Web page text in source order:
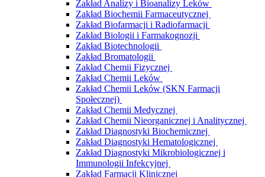
Zakład Analizy i Bioanalizy Leków
Zakład Biochemii Farmaceutycznej
Zakład Biofarmacji i Radiofarmacji
Zakład Biologii i Farmakognozji
Zakład Biotechnologii
Zakład Bromatologii
Zakład Chemii Fizycznej
Zakład Chemii Leków
Zakład Chemii Leków (SKN Farmacji
Społecznej)
Zakład Chemii Medycznej
Zakład Chemii Nieorganicznej i Analitycznej
Zakład Diagnostyki Biochemicznej
Zakład Diagnostyki Hematologicznej
Zakład Diagnostyki Mikrobiologicznej i
Immunologii Infekcyjnej
Zakład Farmacji Klinicznej